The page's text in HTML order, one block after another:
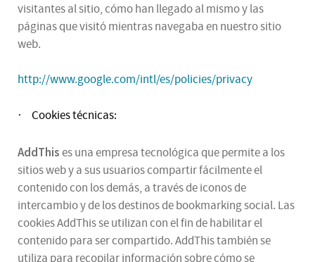
visitantes al sitio, cómo han llegado al mismo y las
páginas que visitó mientras navegaba en nuestro sitio
web.
http://www.google.com/intl/es/policies/privacy
· Cookies técnicas:
AddThises una empresa tecnológica que permite a los
sitios web y a sus usuarios compartir fácilmente el
contenido con los demás, a través de iconos de
intercambio y de los destinos de bookmarking social. Las
cookies AddThis se utilizan con el fin de habilitar el
contenido para ser compartido. AddThis también se
utiliza para recopilar información sobre cómo se